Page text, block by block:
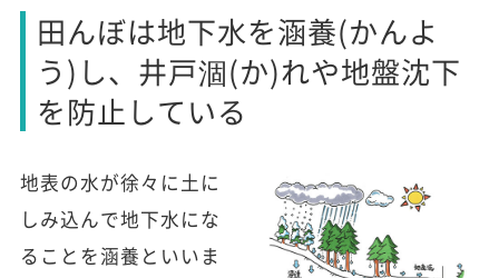
田んぼは地下水を涵養(かんよ
う)し、井戸涸(か)れや地盤沈下
を防止している
地表の水が徐々に土に
しみ込んで地下水にな
ることを涵養といいま